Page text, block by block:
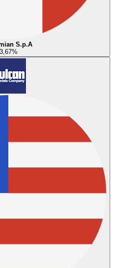
S.p.A
3,67%